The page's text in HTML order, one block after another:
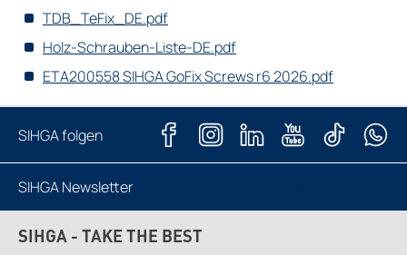
TDB_TeFix_DE.pdf
Holz-Schrauben-Liste-DE.pdf
ETA200558 SIHGA GoFix Screws r6 2026.pdf
SIHGA folgen
SIHGA Newsletter
SIHGA - TAKE THE BEST